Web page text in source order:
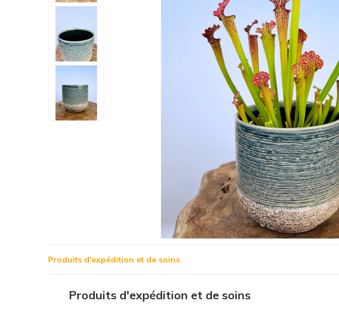
Produits d'expédition et de soins
Produits d'expédition et de soins